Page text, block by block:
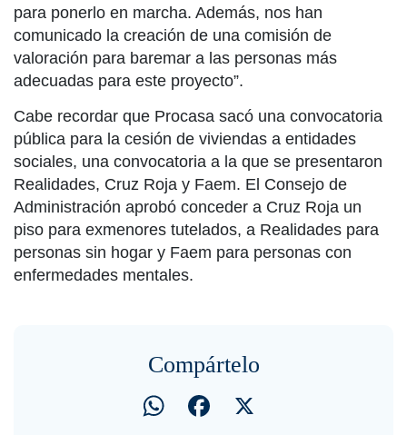
para ponerlo en marcha. Además, nos han
comunicado la creación de una comisión de
valoración para baremar a las personas más
adecuadas para este proyecto”.
Cabe recordar que Procasa sacó una convocatoria
pública para la cesión de viviendas a entidades
sociales, una convocatoria a la que se presentaron
Realidades, Cruz Roja y Faem. El Consejo de
Administración aprobó conceder a Cruz Roja un
piso para exmenores tutelados, a Realidades para
personas sin hogar y Faem para personas con
enfermedades mentales.
Compártelo
WhatsAppFacebook